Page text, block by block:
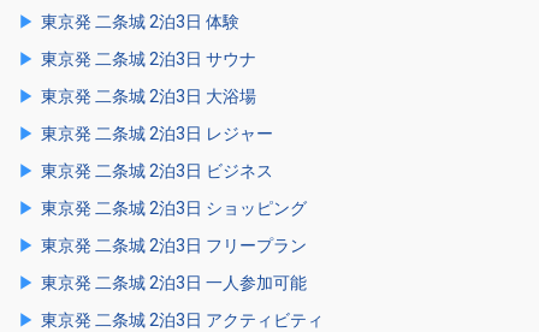
東京発 二条城 2泊3日 体験
東京発 二条城 2泊3日 サウナ
東京発 二条城 2泊3日 大浴場
東京発 二条城 2泊3日 レジャー
東京発 二条城 2泊3日 ビジネス
東京発 二条城 2泊3日 ショッピング
東京発 二条城 2泊3日 フリープラン
東京発 二条城 2泊3日 一人参加可能
東京発 二条城 2泊3日 アクティビティ